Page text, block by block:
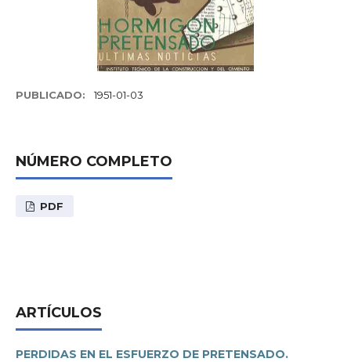
PUBLICADO: 1951-01-03
NÚMERO COMPLETO
PDF
ARTÍCULOS
PERDIDAS EN EL ESFUERZO DE PRETENSADO.